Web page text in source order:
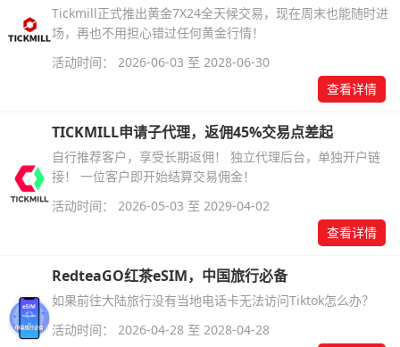
Tickmill正式推出黄金7X24全天候交易，现在周末也能随时进
场，再也不用担心错过任何黄金行情！
活动时间： 2026-06-03 至 2028-06-30
查看详情
TICKMILL申请子代理，返佣45%交易点差起
自行推荐客户，享受长期返佣！ 独立代理后台，单独开户链
接！ 一位客户即开始结算交易佣金！
活动时间： 2026-05-03 至 2029-04-02
查看详情
RedteaGO红茶eSIM，中国旅行必备
如果前往大陆旅行没有当地电话卡无法访问Tiktok怎么办？
活动时间： 2026-04-28 至 2028-04-28